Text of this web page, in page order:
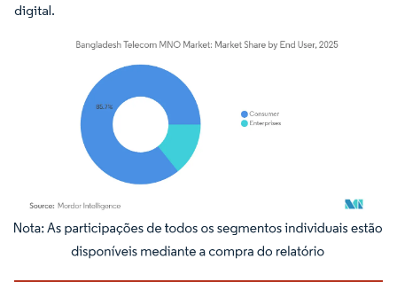
digital.
Imagem © Mordor Intelligence. O reuso requer atribuição conforme CC BY 4.0.